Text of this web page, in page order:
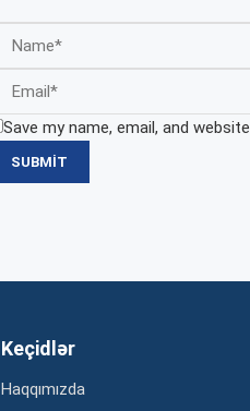
Save my name, email, and
Keçidlər
Haqqımızda